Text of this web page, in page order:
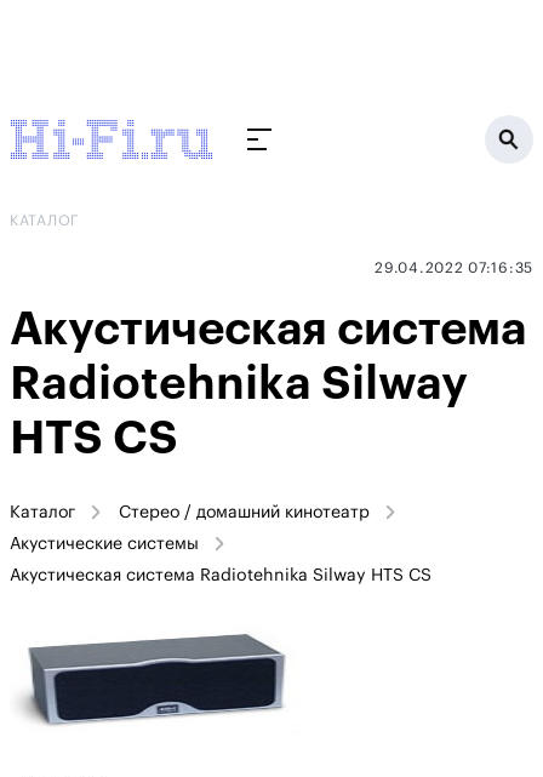
КАТАЛОГ
29.04.2022 07:16:35
Акустическая система
Radiotehnika Silway
HTS CS
Каталог
Стерео / домашний кинотеатр
Акустические системы
Акустическая система Radiotehnika Silway HTS CS